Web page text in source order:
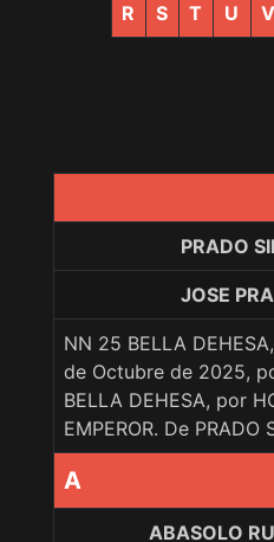
R S T U V
PRADO
JOSE
NN 25 BELLA
de Octubre de 2025,
BELLA DEHESA, por
EMPEROR. De PRADO
A
ABASOLO